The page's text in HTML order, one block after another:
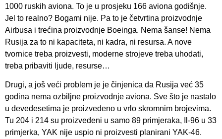
1000 ruskih aviona. To je u prosjeku 166 aviona godišnje.
Jel to realno? Bogami nije. Pa to je četvrtina proizvodnje
Airbusa i trećina proizvodnje Boeinga. Nema šanse! Nema
Rusija za to ni kapaciteta, ni kadra, ni resursa. A nove
tvornice treba proizvesti, moderne strojeve treba uhodati,
treba pribaviti ljude, resurse…
Drugi, a još veći problem je je činjenica da Rusija već 35
godina nema ozbiljne proizvodnje aviona. Sve što je nastalo
u devedesetima je proizvedeno u vrlo skromnim brojevima.
Tu 204 i 214 su proizvedeni u samo 89 primjeraka, Il-96 u 33
primjerka, YAK nije uspio ni proizvesti planirani YAK-46.